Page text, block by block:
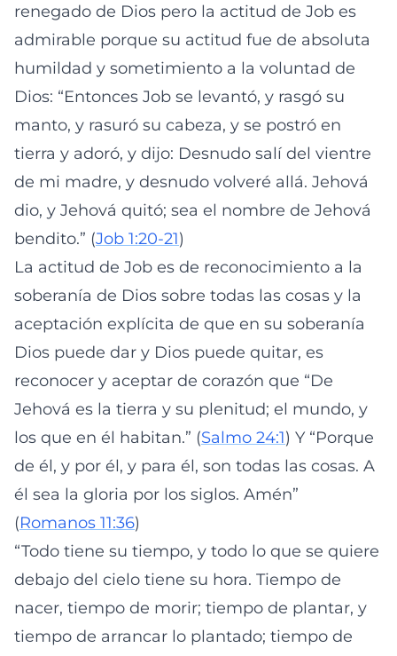
renegado de Dios pero la actitud de Job es
admirable porque su actitud fue de absoluta
humildad y sometimiento a la voluntad de
Dios: “Entonces Job se levantó, y rasgó su
manto, y rasuró su cabeza, y se postró en
tierra y adoró, y dijo: Desnudo salí del vientre
de mi madre, y desnudo volveré allá. Jehová
dio, y Jehová quitó; sea el nombre de Jehová
bendito.” (Job 1:20-21)
La actitud de Job es de reconocimiento a la
soberanía de Dios sobre todas las cosas y la
aceptación explícita de que en su soberanía
Dios puede dar y Dios puede quitar, es
reconocer y aceptar de corazón que “De
Jehová es la tierra y su plenitud; el mundo, y
los que en él habitan.” (Salmo 24:1) Y “Porque
de él, y por él, y para él, son todas las cosas. A
él sea la gloria por los siglos. Amén”
(Romanos 11:36)
“Todo tiene su tiempo, y todo lo que se quiere
debajo del cielo tiene su hora. Tiempo de
nacer, tiempo de morir; tiempo de plantar, y
tiempo de arrancar lo plantado; tiempo de